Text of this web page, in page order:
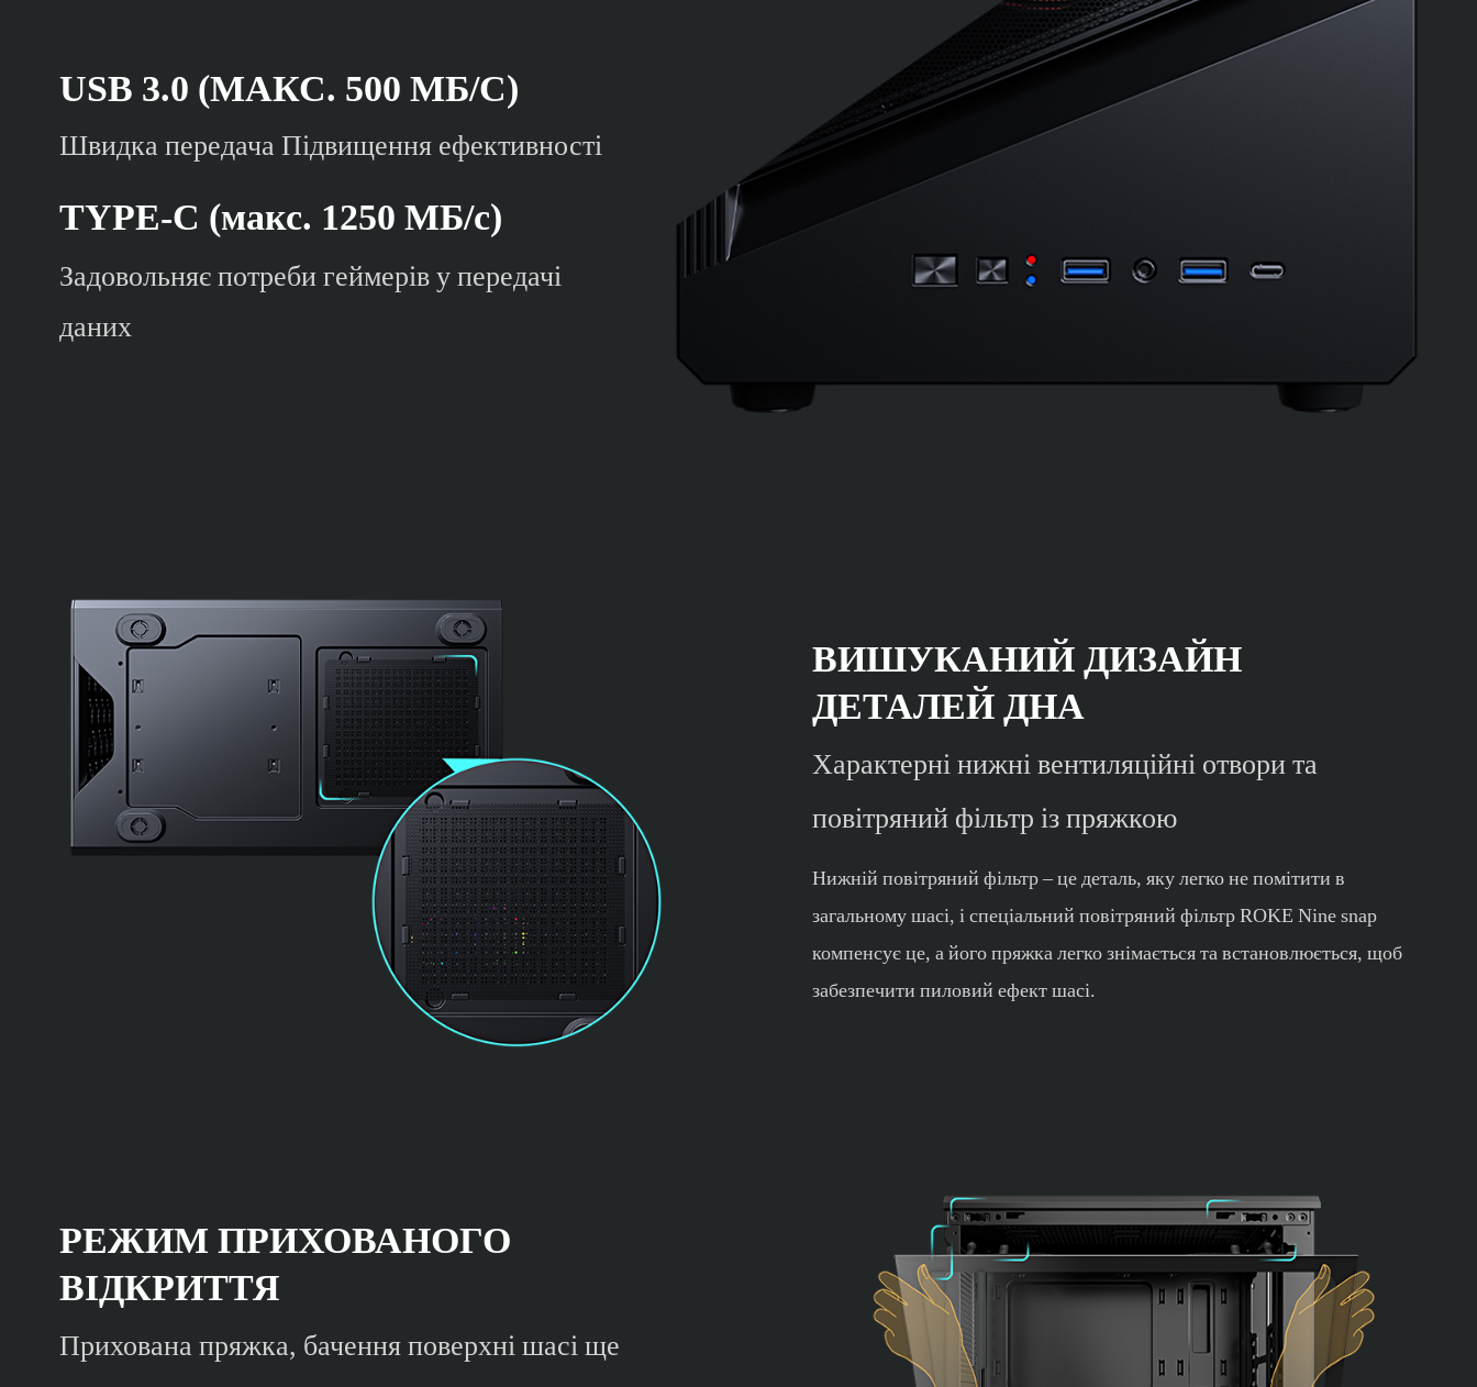
USB 3.0 (МАКС. 500 МБ/С)
Швидка передача Підвищення ефективності
TYPE-C (макс. 1250 МБ/с)
Задовольняє потреби геймерів у передачі
даних
ВИШУКАНИЙ ДИЗАЙН
ДЕТАЛЕЙ ДНА
Характерні нижні вентиляційні отвори та
повітряний фільтр із пряжкою
Нижній повітряний фільтр – це деталь, яку легко не помітити в
загальному шасі, і спеціальний повітряний фільтр ROKE Nine snap
компенсує це, а його пряжка легко знімається та встановлюється, щоб
забезпечити пиловий ефект шасі.
РЕЖИМ ПРИХОВАНОГО
ВІДКРИТТЯ
Прихована пряжка, бачення поверхні шасі ще